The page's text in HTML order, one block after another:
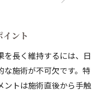
イント
を長く維持するには、日
な施術が不可欠です。特
ントは施術直後から手触